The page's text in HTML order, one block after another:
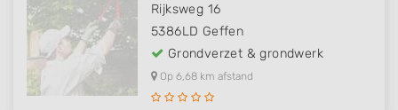
Rijksweg 16
5386LD Geffen
Grondverzet & grondwerk
Op 6,68 km afstand